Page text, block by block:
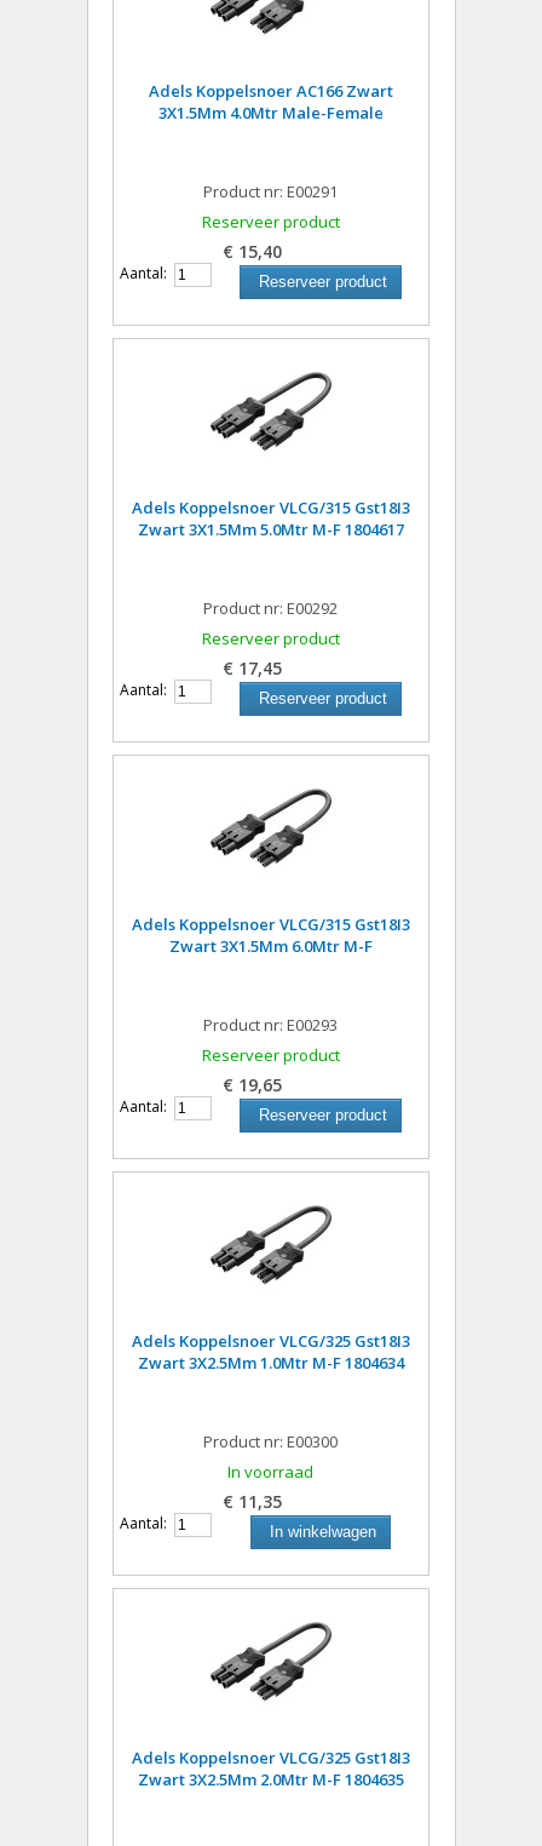
Adels Koppelsnoer AC166 Zwart
3X1.5Mm 4.0Mtr Male-Female
Product nr: E00291
Reserveer product
€ 15,40
Aantal: Reserveer product
Adels Koppelsnoer VLCG/315 Gst18I3
Zwart 3X1.5Mm 5.0Mtr M-F 1804617
Product nr: E00292
Reserveer product
€ 17,45
Aantal: Reserveer product
Adels Koppelsnoer VLCG/315 Gst18I3
Zwart 3X1.5Mm 6.0Mtr M-F
Product nr: E00293
Reserveer product
€ 19,65
Aantal: Reserveer product
Adels Koppelsnoer VLCG/325 Gst18I3
Zwart 3X2.5Mm 1.0Mtr M-F 1804634
Product nr: E00300
In voorraad
€ 11,35
Aantal: In winkelwagen
Adels Koppelsnoer VLCG/325 Gst18I3
Zwart 3X2.5Mm 2.0Mtr M-F 1804635